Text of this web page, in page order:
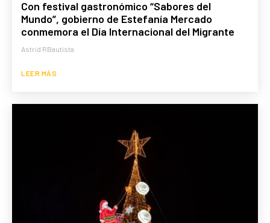
Con festival gastronómico “Sabores del
Mundo”, gobierno de Estefanía Mercado
conmemora el Día Internacional del Migrante
Astrid RBautista
LEER MÁS